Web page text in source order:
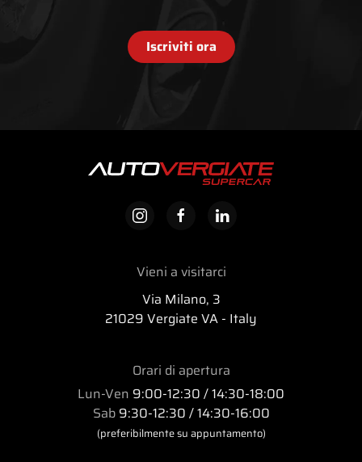
Iscriviti ora
Vieni a visitarci
Via Milano, 3
21029 Vergiate VA - Italy
Orari di apertura
Lun-Ven 9:00-12:30 / 14:30-18:00
Sab9:30-12:30 / 14:30-16:00
(preferibilmente su appuntamento)